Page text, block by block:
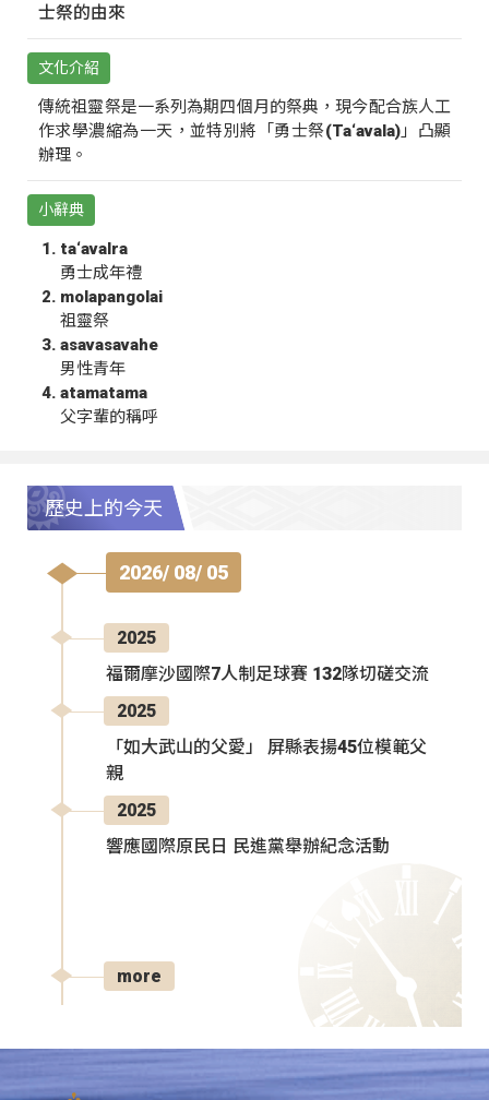
士祭的由來
文化介紹
傳統祖靈祭是一系列為期四個月的祭典，現今配合族人工
作求學濃縮為一天，並特別將「勇士祭(Ta‘avala)」凸顯
辦理。
小辭典
ta‘avalra
勇士成年禮
molapangolai
祖靈祭
asavasavahe
男性青年
atamatama
父字輩的稱呼
歷史上的今天
2026/ 08/ 05
2025
福爾摩沙國際7人制足球賽 132隊切磋交流
2025
「如大武山的父愛」 屏縣表揚45位模範父
親
2025
響應國際原民日 民進黨舉辦紀念活動
more